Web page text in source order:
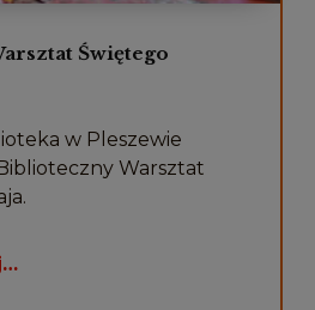
Świętego
w Pleszewie
Warsztat